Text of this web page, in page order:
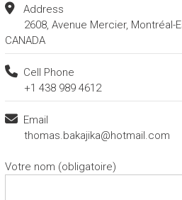
Address
2608, Avenue Mercier, Montréal-
CANADA
Cell Phone
+1 438 989 4612
Email
thomas.bakajika@hotmail.com
Votre nom (obligatoire)